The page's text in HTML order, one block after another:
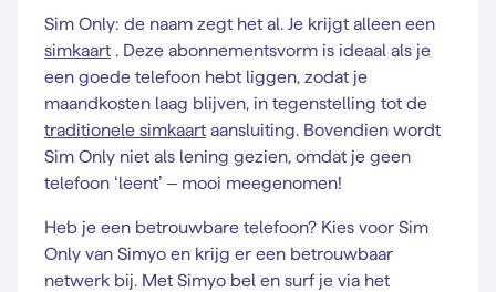
Sim Only: de naam zegt het al. Je krijgt alleen een
simkaart . Deze abonnementsvorm is ideaal als je
een goede telefoon hebt liggen, zodat je
maandkosten laag blijven, in tegenstelling tot de
traditionele simkaart aansluiting. Bovendien wordt
Sim Only niet als lening gezien, omdat je geen
telefoon ‘leent’ – mooi meegenomen!
Heb je een betrouwbare telefoon? Kies voor Sim
Only van Simyo en krijg er een betrouwbaar
netwerk bij. Met Simyo bel en surf je via het